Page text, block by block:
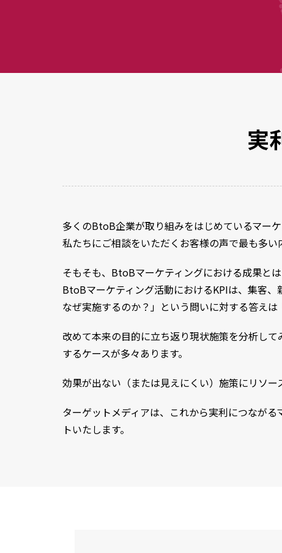
実
多くのBtoB企業が取り組みをはじめているマーケ
私たちにご相談をいただくお客様の声で最も多い
そもそも、BtoBマーケティングにおける成果と
BtoBマーケティング活動におけるKPIは、集客
なぜ実施するのか？」という問いに対する答えは
改めて本来の目的に立ち返り現状施策を分析し
するケースが多々あります。
効果が出ない（または見えにくい）施策にリソ
ターゲットメディアは、これから実利につなが
トいたします。